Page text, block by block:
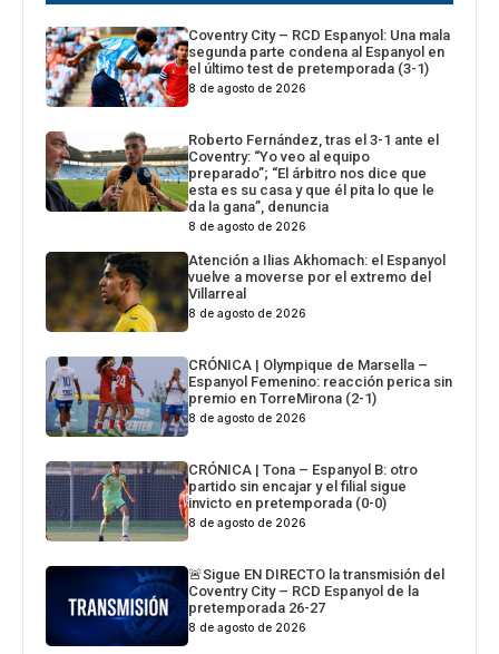
Coventry City – RCD Espanyol: Una mala
segunda parte condena al Espanyol en
el último test de pretemporada (3-1)
8 de agosto de 2026
Roberto Fernández, tras el 3-1 ante el
Coventry: “Yo veo al equipo
preparado”; “El árbitro nos dice que
esta es su casa y que él pita lo que le
da la gana”, denuncia
8 de agosto de 2026
Atención a Ilias Akhomach: el Espanyol
vuelve a moverse por el extremo del
Villarreal
8 de agosto de 2026
CRÓNICA | Olympique de Marsella –
Espanyol Femenino: reacción perica sin
premio en TorreMirona (2-1)
8 de agosto de 2026
CRÓNICA | Tona – Espanyol B: otro
partido sin encajar y el filial sigue
invicto en pretemporada (0-0)
8 de agosto de 2026
🚨Sigue EN DIRECTO la transmisión del
Coventry City – RCD Espanyol de la
pretemporada 26-27
8 de agosto de 2026